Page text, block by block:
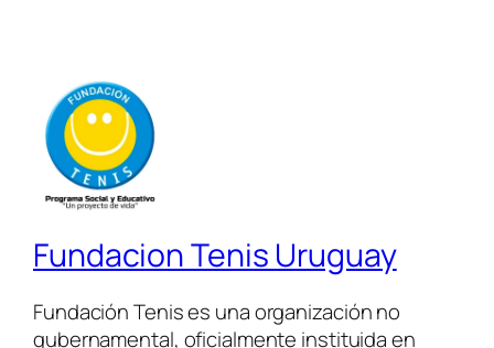
Fundacion Tenis Uruguay
Fundación Tenis es una organización no
gubernamental, oficialmente instituida en